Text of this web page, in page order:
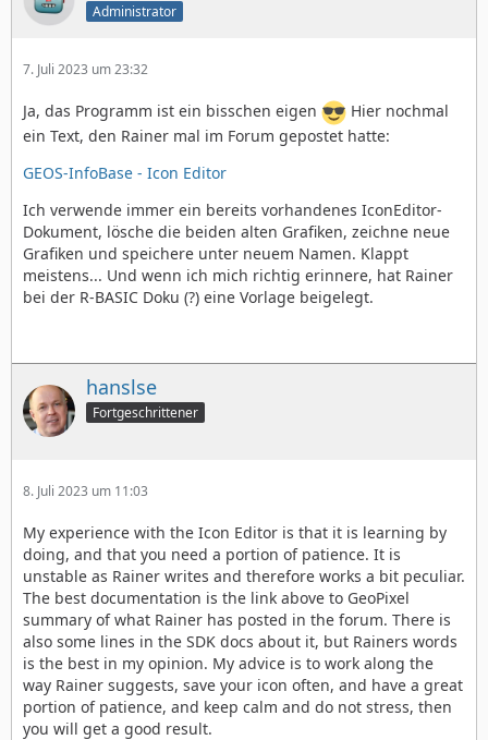
Administrator
7. Juli 2023 um 23:32
Ja, das Programm ist ein bisschen eigen
Hier nochmal
ein Text, den Rainer mal im Forum gepostet hatte:
GEOS-InfoBase - Icon Editor
Ich verwende immer ein bereits vorhandenes IconEditor-
Dokument, lösche die beiden alten Grafiken, zeichne neue
Grafiken und speichere unter neuem Namen. Klappt
meistens... Und wenn ich mich richtig erinnere, hat Rainer
bei der R-BASIC Doku (?) eine Vorlage beigelegt.
hanslse
Fortgeschrittener
8. Juli 2023 um 11:03
My experience with the Icon Editor is that it is learning by
doing, and that you need a portion of patience. It is
unstable as Rainer writes and therefore works a bit peculiar.
The best documentation is the link above to GeoPixel
summary of what Rainer has posted in the forum. There is
also some lines in the SDK docs about it, but Rainers words
is the best in my opinion. My advice is to work along the
way Rainer suggests, save your icon often, and have a great
portion of patience, and keep calm and do not stress, then
you will get a good result.